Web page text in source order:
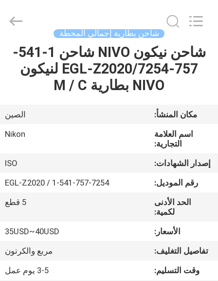
منزل،
بيت
معلومات
جولة
مراقبة
الجودة
Instrument
Co.,Ltd.
شاحن بطارية إجمالي المحطة
شاحن نيكون NIVO شاحن 1-541-
757-7254/EGL-Z2020 لنيكون
NIVO بطارية M / C
مكان المنشأ:
الصين
اسم العلامة
التجارية:
Nikon
إصدار الشهادات:
ISO
رقم الموديل:
1-541-757-7254 / EGL-Z2020
الحد الأدنى
لكمية:
5 قطع
الأسعار:
35USD~40USD
تفاصيل التغليف:
مربع والكرتون
وقت التسليم:
3-5 يوم عمل